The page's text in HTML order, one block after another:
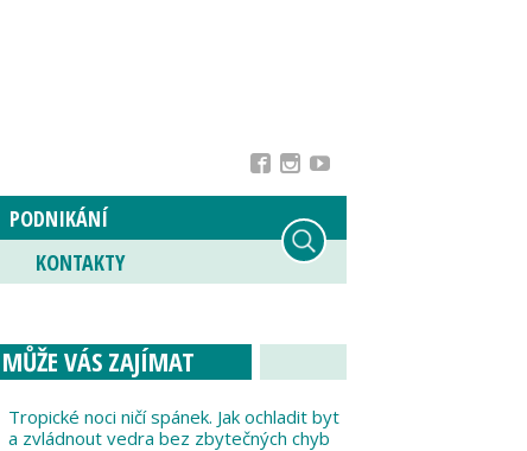
PODNIKÁNÍ
KONTAKTY
MŮŽE VÁS ZAJÍMAT
Tropické noci ničí spánek. Jak ochladit byt
a zvládnout vedra bez zbytečných chyb